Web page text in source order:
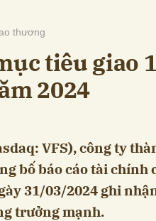
thương
tiêu giao
2024
VFS), công ty
bố báo cáo tài chính
31/03/2024 ghi
trưởng mạnh.